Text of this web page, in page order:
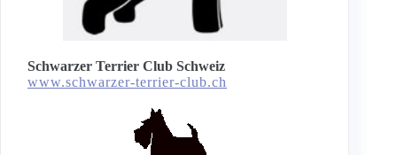
Schwarzer Terrier Club Schweiz
www.schwarzer-terrier-club.ch